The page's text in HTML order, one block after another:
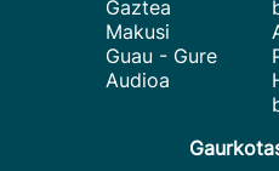
Gaztea
Makusi
Guau - Gure
Audioa